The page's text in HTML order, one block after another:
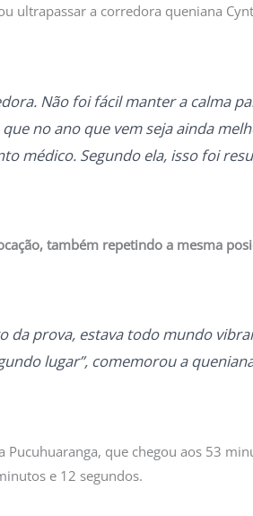
ultrapassar a corredora queniana
Não foi fácil manter a calma
no ano que vem seja ainda
médico. Segundo ela, isso foi
também repetindo a mesma
da prova, estava todo mundo
lugar”, comemorou a
que chegou aos 53
e 12 segundos.